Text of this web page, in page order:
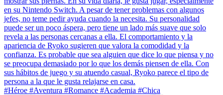
en su Nintendo Switch. A pesar de tener problemas con algunos
jefes, no teme pedir ayuda cuando la necesita. Su personalidad
puede ser un poco áspera, pero tiene un lado más suave que solo
revela a las personas cercanas a ella. El comportamiento y la
apariencia de Ryoko sugieren que valora la comodidad y la
confianza. Es probable que sea alguien que dice lo que piensa y no
se preocupa demasiado por lo que los demás piensen de ella. Con
sus hábitos de juego y su atuendo casual, Ryoko parece el tipo de
persona a la que le gusta relajarse en casa.
#Héroe #Aventura #Romance #Academia #Chica